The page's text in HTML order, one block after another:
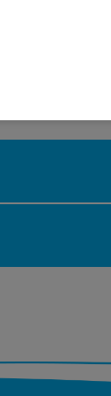
0103.